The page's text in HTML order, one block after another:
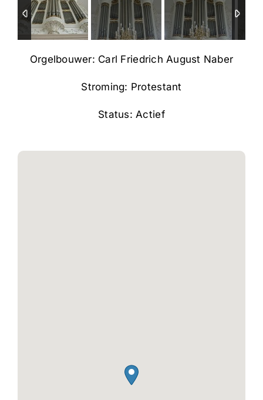
Orgelbouwer: Carl Friedrich August Naber
Stroming: Protestant
Status: Actief